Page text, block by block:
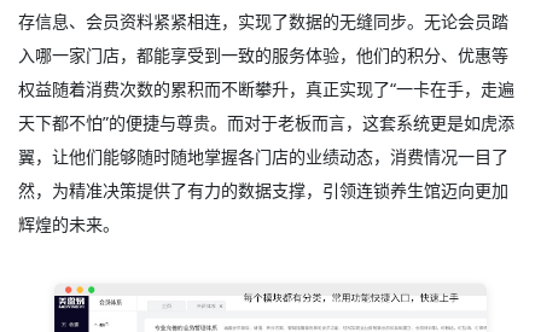
存信息、会员资料紧紧相连，实现了数据的无缝同步。无论会员踏
入哪一家门店，都能享受到一致的服务体验，他们的积分、优惠等
权益随着消费次数的累积而不断攀升，真正实现了“一卡在手，走遍
天下都不怕”的便捷与尊贵。而对于老板而言，这套系统更是如虎添
翼，让他们能够随时随地掌握各门店的业绩动态，消费情况一目了
然，为精准决策提供了有力的数据支撑，引领连锁养生馆迈向更加
辉煌的未来。